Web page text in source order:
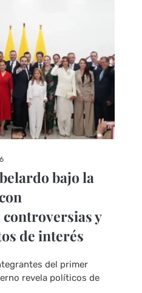
bajo la
y
de interés
del primer
revela políticos de